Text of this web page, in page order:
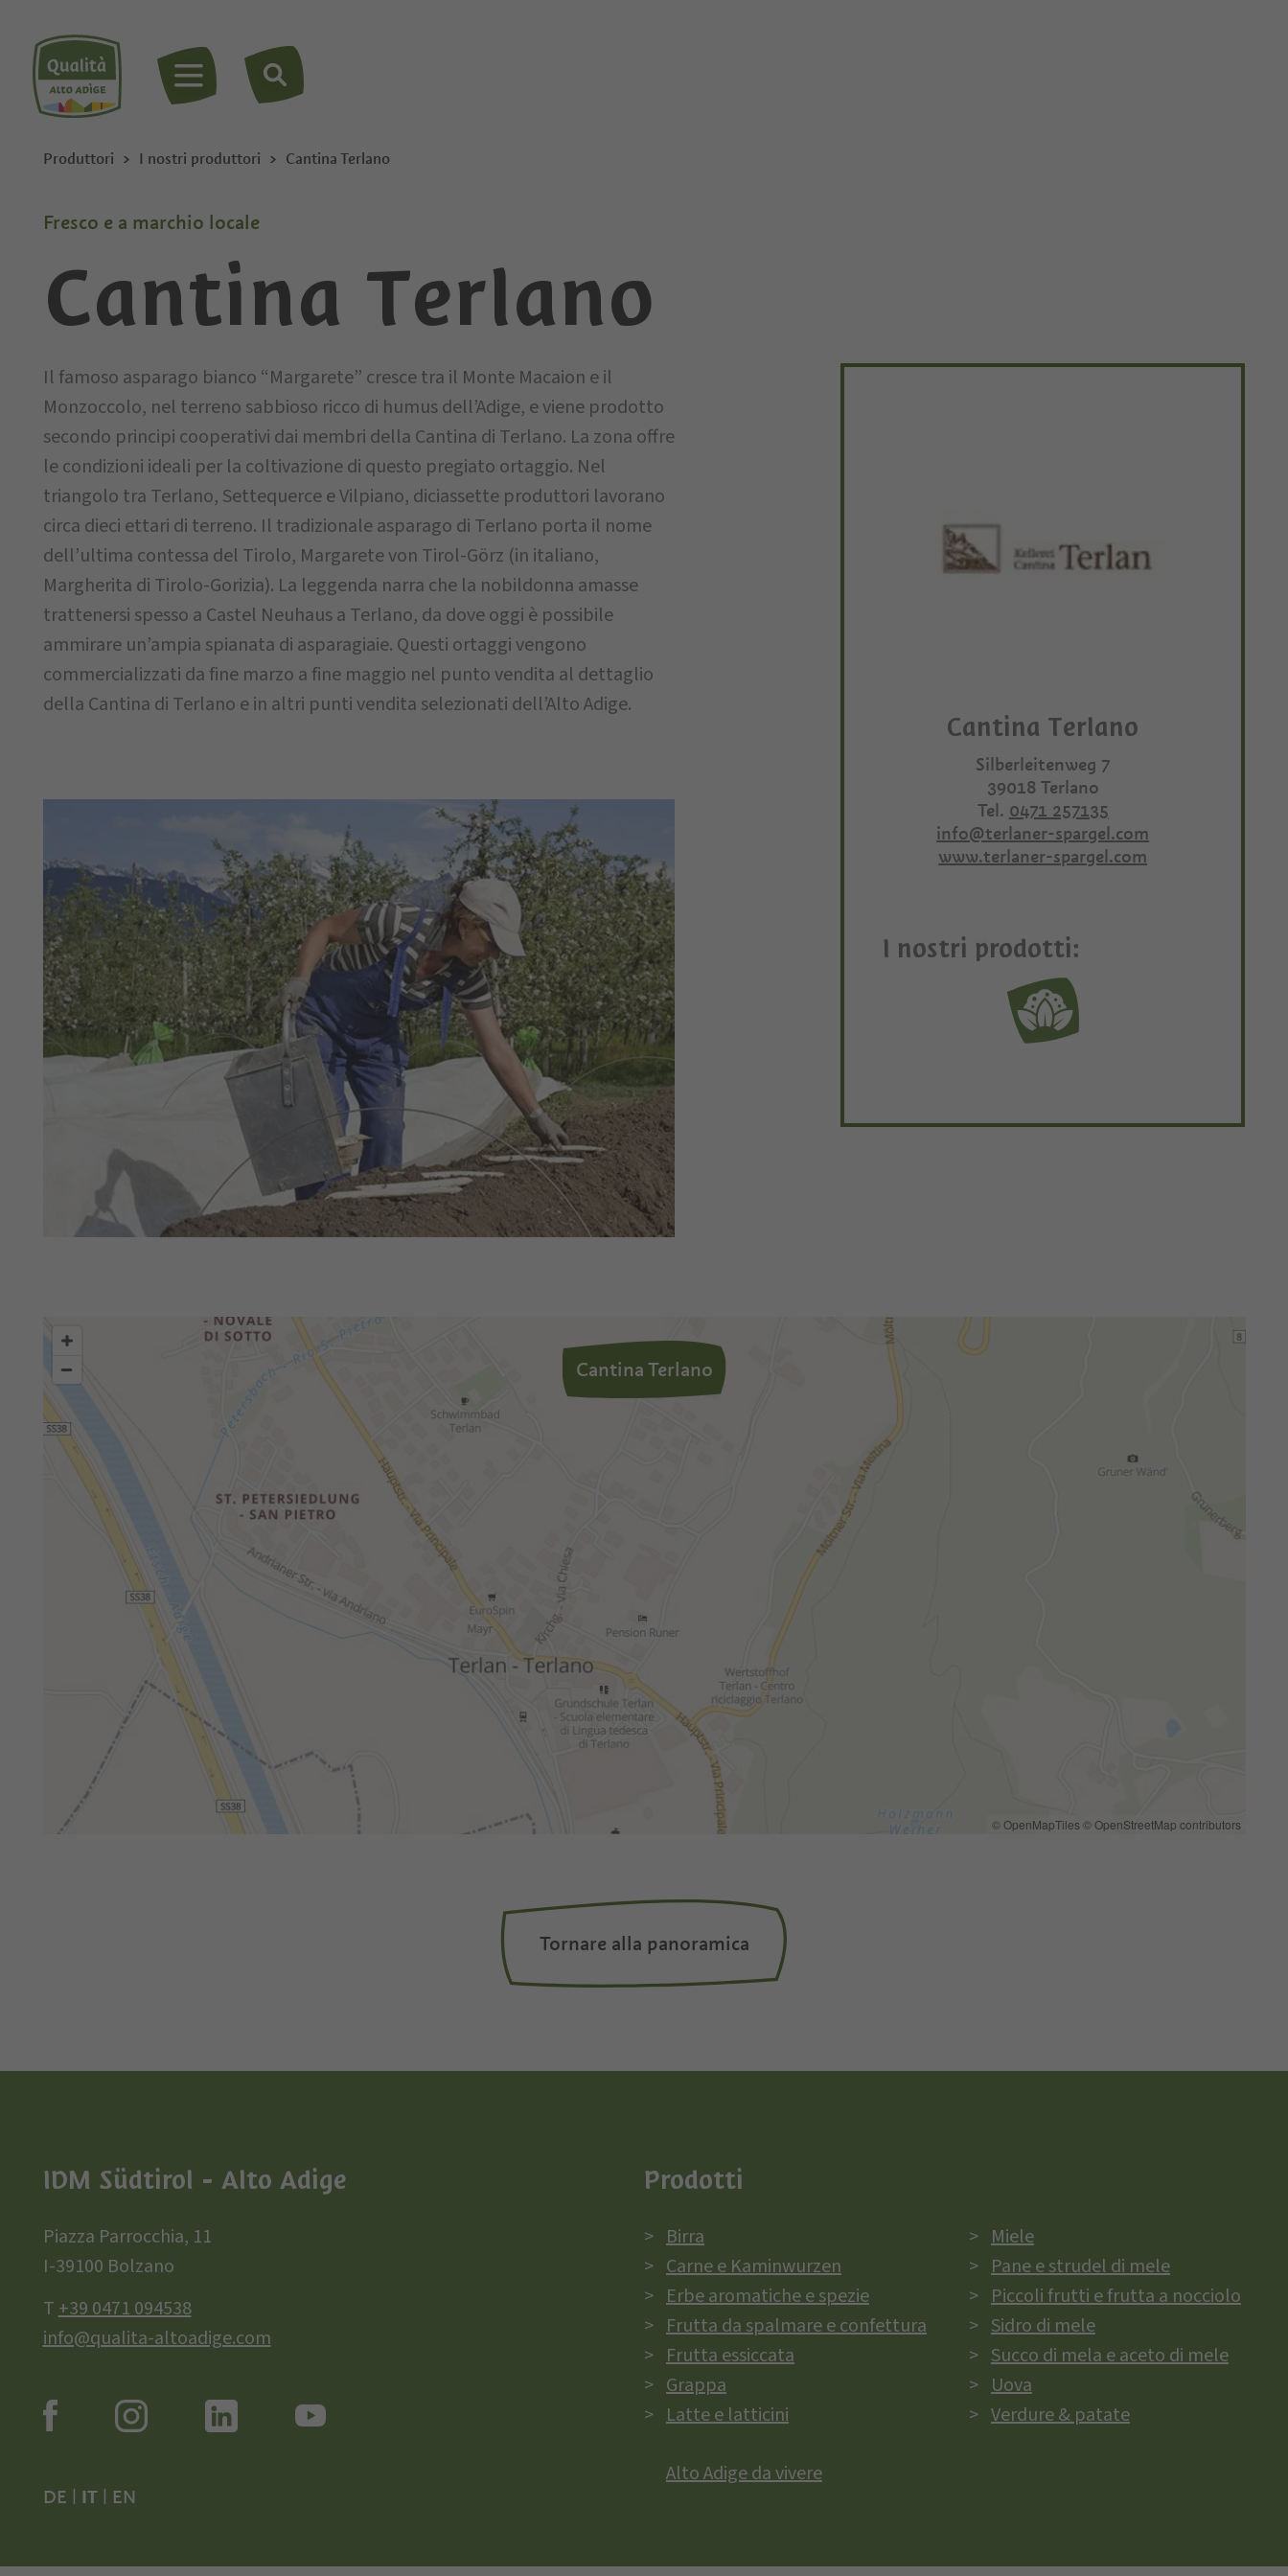
MENU
Produttori I nostri produttori Cantina Terlano
Fresco e a marchio locale
Cantina Terlano
Il famoso asparago bianco “Margarete” cresce tra il Monte Macaion e il
Monzoccolo, nel terreno sabbioso ricco di humus dell’Adige, e viene prodotto
secondo principi cooperativi dai membri della Cantina di Terlano. La zona offre
le condizioni ideali per la coltivazione di questo pregiato ortaggio. Nel
triangolo tra Terlano, Settequerce e Vilpiano, diciassette produttori lavorano
circa dieci ettari di terreno. Il tradizionale asparago di Terlano porta il nome
dell’ultima contessa del Tirolo, Margarete von Tirol-Görz (in italiano,
Margherita di Tirolo-Gorizia). La leggenda narra che la nobildonna amasse
trattenersi spesso a Castel Neuhaus a Terlano, da dove oggi è possibile
ammirare un’ampia spianata di asparagiaie. Questi ortaggi vengono
commercializzati da fine marzo a fine maggio nel punto vendita al dettaglio
della Cantina di Terlano e in altri punti vendita selezionati dell’Alto Adige.
Cantina Terlano
Silberleitenweg 7
39018 Terlano
Tel. 0471 257135
info@terlaner-spargel.com
www.terlaner-spargel.com
I nostri prodotti:
Cantina Terlano
© OpenMapTiles © OpenStreetMap contributors
Tornare alla panoramica
IDM Südtirol - Alto Adige
Piazza Parrocchia, 11
I-39100 Bolzano
T+39 0471 094538
info@qualita-altoadige.com
DE IT| EN
Prodotti
Birra
Carne e Kaminwurzen
Erbe aromatiche e spezie
Frutta da spalmare e confettura
Frutta essiccata
Grappa
Latte e latticini
Miele
Pane e strudel di mele
Piccoli frutti e frutta a nocciolo
Sidro di mele
Succo di mela e aceto di mele
Uova
Verdure & patate
Alto Adige da vivere